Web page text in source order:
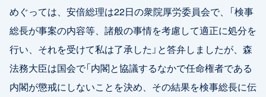
めぐっては、安倍総理は22日の衆院厚労委員会で、「検事
総長が事案の内容等、諸般の事情を考慮して適正に処分を
行い、それを受けて私は了承した」と答弁しましたが、森
法務大臣は国会で「内閣と協議するなかで任命権者である
内閣が懲戒にしないことを決め、その結果を検事総長に伝